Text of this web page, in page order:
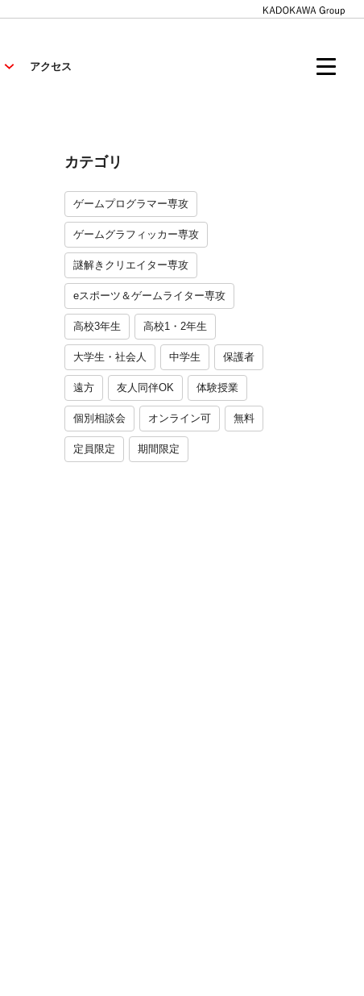
アクセス
カテゴリ
ゲームプログラマー専攻
ゲームグラフィッカー専攻
謎解きクリエイター専攻
eスポーツ＆ゲームライター専攻
高校3年生 高校1・2年生
大学生・社会人 中学生 保護者
遠方 友人同伴OK 体験授業
個別相談会 オンライン可 無料
定員限定 期間限定